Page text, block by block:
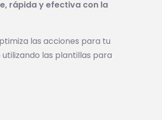
rápida y efectiva con la
las acciones para tu
las plantillas para